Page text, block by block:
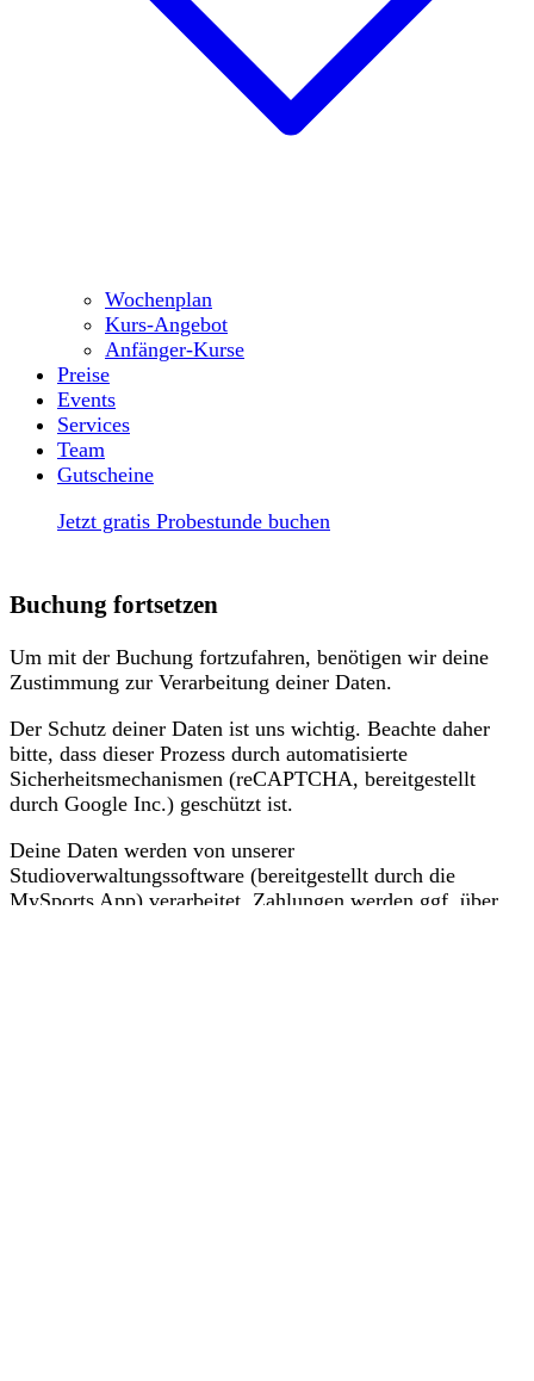
Wochenplan
Kurs-Angebot
Anfänger-Kurse
Preise
Events
Services
Team
Gutscheine
Jetzt gratis Probestunde buchen
Buchung fortsetzen
Um mit der Buchung fortzufahren, benötigen wir deine
Zustimmung zur Verarbeitung deiner Daten.
Der Schutz deiner Daten ist uns wichtig. Beachte daher
bitte, dass dieser Prozess durch automatisierte
Sicherheitsmechanismen (reCAPTCHA, bereitgestellt
durch Google Inc.) geschützt ist.
Deine Daten werden von unserer
Studioverwaltungssoftware (bereitgestellt durch die
MySports App) verarbeitet. Zahlungen werden ggf. über